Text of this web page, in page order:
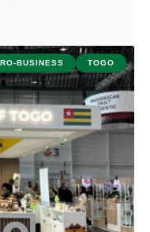
BUSINESS TOGO